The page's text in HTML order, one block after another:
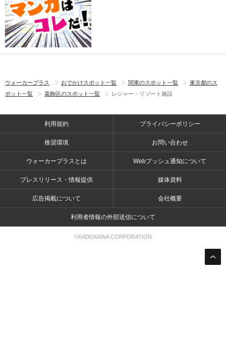
ウォーカープラス おでかけスポット一覧 関東のスポット一覧
東京都のス
ポット一覧
葛飾区のスポット一覧 レジャー・リゾート施設
利用規約 プライバシーポリシー
推奨環境 お問い合わせ
ウォーカープラスとは Webプッシュ通知について
プレスリリース・情報提供 媒体資料
広告掲載について 会社概要
利用者情報の外部送信について
©KADOKAWA CORPORATION